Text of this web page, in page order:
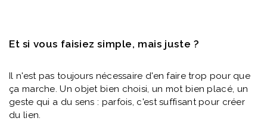
Et si vous faisiez simple, mais juste ?
Il n'est pas toujours nécessaire d'en faire trop pour que
ça marche. Un objet bien choisi, un mot bien placé, un
geste qui a du sens : parfois, c'est suffisant pour créer
du lien.